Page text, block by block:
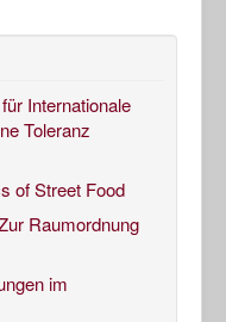
Internationale
Toleranz
of Street Food
Raumordnung
im